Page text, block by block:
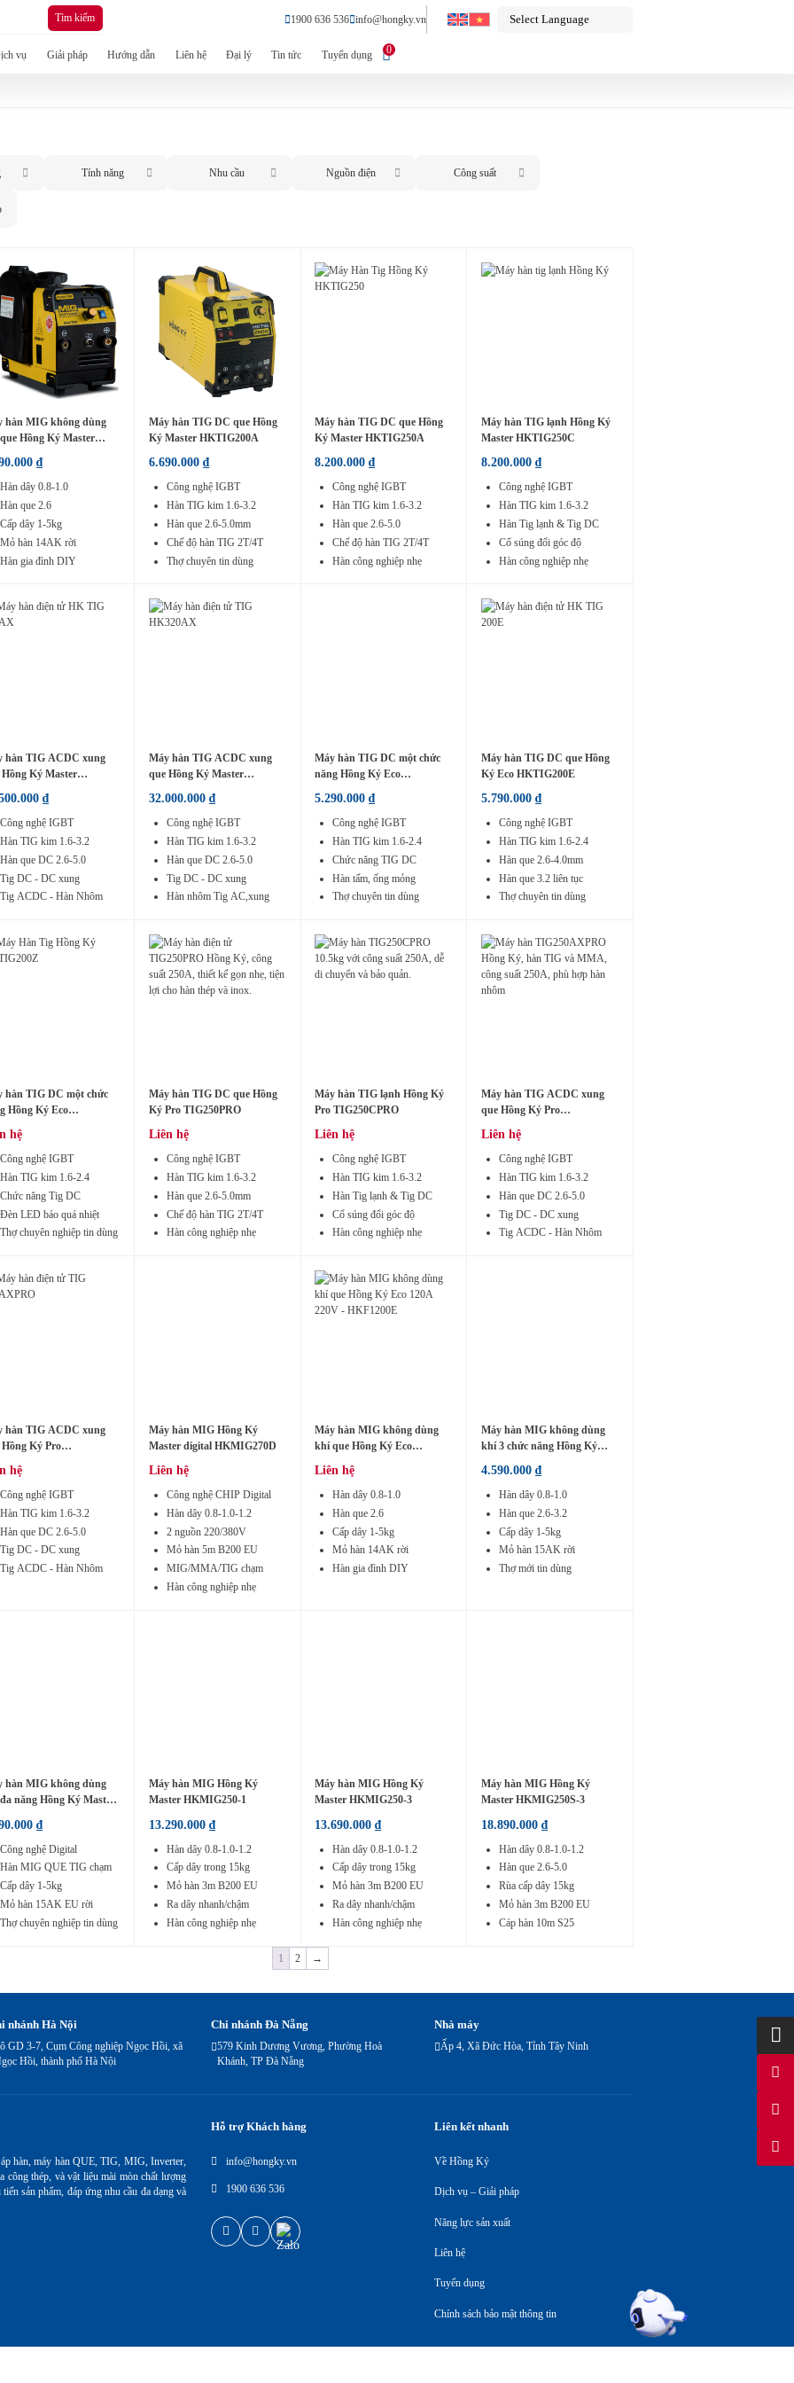
Tìm kiếm 1900 636 536 info@hongky.vn
vụ Giải pháp Hướng dẫn Liên hệ Đại lý Tin tức Tuyển dụng 0
Tính năng Nhu cầu Nguồn điện Công suất
hàn MIG không dùng
Hồng Ký Master
₫
Hàn dây 0.8-1.0
Hàn que 2.6
Cấp dây 1-5kg
Mỏ hàn 14AK rời
Hàn gia đình DIY
Máy hàn TIG DC que Hồng
Ký Master HKTIG200A
6.690.000 ₫
Công nghệ IGBT
Hàn TIG kim 1.6-3.2
Hàn que 2.6-5.0mm
Chế độ hàn TIG 2T/4T
Thợ chuyên tin dùng
Máy hàn TIG DC que Hồng
Ký Master HKTIG250A
8.200.000₫
Công nghệ IGBT
Hàn TIG kim 1.6-3.2
Hàn que 2.6-5.0
Chế độ hàn TIG 2T/4T
Hàn công nghiệp nhẹ
Máy hàn TIG lạnh Hồng Ký
Master HKTIG250C
8.200.000₫
Công nghệ IGBT
Hàn TIG kim 1.6-3.2
Hàn Tig lạnh & Tig DC
Cổ súng đổi góc độ
Hàn công nghiệp nhẹ
hàn TIG ACDC xung
Hồng Ký Master
₫
Công nghệ IGBT
Hàn TIG kim 1.6-3.2
Hàn que DC 2.6-5.0
Tig DC - DC xung
Tig ACDC - Hàn Nhôm
Máy hàn TIG ACDC xung
que Hồng Ký Master
32.000.000 ₫
Công nghệ IGBT
Hàn TIG kim 1.6-3.2
Hàn que DC 2.6-5.0
Tig DC - DC xung
Hàn nhôm Tig AC,xung
Máy hàn TIG DC một chức
năng Hồng Ký Eco
5.290.000₫
Công nghệ IGBT
Hàn TIG kim 1.6-2.4
Chức năng TIG DC
Hàn tấm, ống mỏng
Thợ chuyên tin dùng
Máy hàn TIG DC que Hồng
Ký Eco HKTIG200E
5.790.000₫
Công nghệ IGBT
Hàn TIG kim 1.6-2.4
Hàn que 2.6-4.0mm
Hàn que 3.2 liên tục
Thợ chuyên tin dùng
hàn TIG DC một chức
Hồng Ký Eco
hệ
Công nghệ IGBT
Hàn TIG kim 1.6-2.4
Chức năng Tig DC
Đèn LED báo quá nhiệt
Thợ chuyên nghiệp tin dùng
Máy hàn TIG DC que Hồng
Ký Pro TIG250PRO
Liên hệ
Công nghệ IGBT
Hàn TIG kim 1.6-3.2
Hàn que 2.6-5.0mm
Chế độ hàn TIG 2T/4T
Hàn công nghiệp nhẹ
Máy hàn TIG lạnh Hồng Ký
Pro TIG250CPRO
Liên hệ
Công nghệ IGBT
Hàn TIG kim 1.6-3.2
Hàn Tig lạnh & Tig DC
Cổ súng đổi góc độ
Hàn công nghiệp nhẹ
Máy hàn TIG ACDC xung
que Hồng Ký Pro
Liên hệ
Công nghệ IGBT
Hàn TIG kim 1.6-3.2
Hàn que DC 2.6-5.0
Tig DC - DC xung
Tig ACDC - Hàn Nhôm
hàn TIG ACDC xung
Hồng Ký Pro
hệ
Công nghệ IGBT
Hàn TIG kim 1.6-3.2
Hàn que DC 2.6-5.0
Tig DC - DC xung
Tig ACDC - Hàn Nhôm
Máy hàn MIG Hồng Ký
Master digital HKMIG270D
Liên hệ
Công nghệ CHIP Digital
Hàn dây 0.8-1.0-1.2
2 nguồn 220/380V
Mỏ hàn 5m B200 EU
MIG/MMA/TIG chạm
Hàn công nghiệp nhẹ
Máy hàn MIG không dùng
khí que Hồng Ký Eco
Liên hệ
Hàn dây 0.8-1.0
Hàn que 2.6
Cấp dây 1-5kg
Mỏ hàn 14AK rời
Hàn gia đình DIY
Máy hàn MIG không dùng
khí 3 chức năng Hồng Ký
4.590.000₫
Hàn dây 0.8-1.0
Hàn que 2.6-3.2
Cấp dây 1-5kg
Mỏ hàn 15AK rời
Thợ mới tin dùng
hàn MIG không dùng
năng Hồng Ký Master
₫
Công nghệ Digital
Hàn MIG QUE TIG chạm
Cấp dây 1-5kg
Mỏ hàn 15AK EU rời
Thợ chuyên nghiệp tin dùng
Máy hàn MIG Hồng Ký
Master HKMIG250-1
13.290.000 ₫
Hàn dây 0.8-1.0-1.2
Cấp dây trong 15kg
Mỏ hàn 3m B200 EU
Ra dây nhanh/chậm
Hàn công nghiệp nhẹ
Máy hàn MIG Hồng Ký
Master HKMIG250-3
13.690.000₫
Hàn dây 0.8-1.0-1.2
Cấp dây trong 15kg
Mỏ hàn 3m B200 EU
Ra dây nhanh/chậm
Hàn công nghiệp nhẹ
Máy hàn MIG Hồng Ký
Master HKMIG250S-3
18.890.000₫
Hàn dây 0.8-1.0-1.2
Hàn que 2.6-5.0
Rùa cấp dây 15kg
Mỏ hàn 3m B200 EU
Cáp hàn 10m S25
1 2 →
nhánh Hà Nội
GD 3-7, Cụm Công nghiệp Ngọc Hồi, xã
Hồi, thành phố Hà Nội
Chi nhánh Đà Nẵng
579 Kinh Dương Vương, Phường Hoà
Khánh, TP Đà Nẵng
Nhà máy
Ấp 4, Xã Đức Hòa, Tỉnh Tây Ninh
hàn, máy hàn QUE, TIG, MIG, Inverter,
công thép, và vật liệu mài mòn chất lượng
sản phẩm, đáp ứng nhu cầu đa dạng và
Hỗ trợ Khách hàng
info@hongky.vn
1900 636 536
Liên kết nhanh
Về Hồng Ký
Dịch vụ – Giải pháp
Năng lực sản xuất
Liên hệ
Tuyển dụng
Chính sách bảo mật thông tin